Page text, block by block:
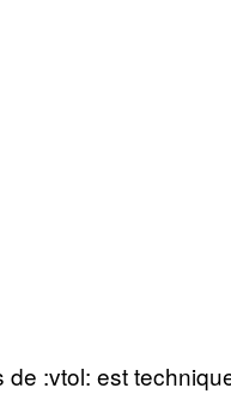
de :vtol: est